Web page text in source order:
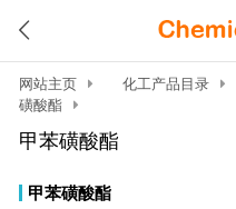
网站主页 化工产品目录
磺酸酯
甲苯磺酸酯
甲苯磺酸酯